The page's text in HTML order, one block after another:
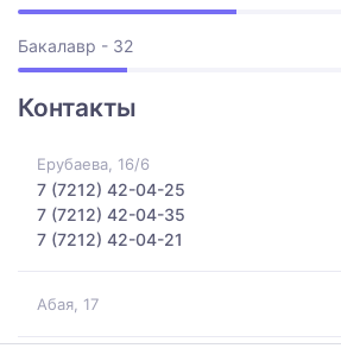
Бакалавр - 32
Контакты
Ерубаева, 16/6
7 (7212) 42-04-25
7 (7212) 42-04-35
7 (7212) 42-04-21
Абая, 17